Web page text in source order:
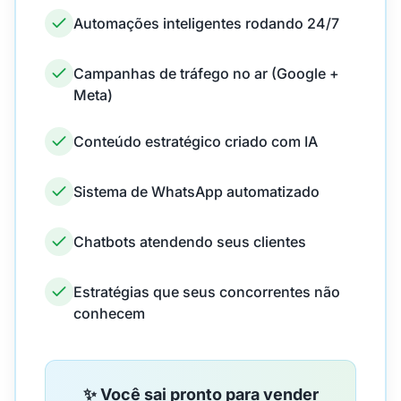
Automações inteligentes rodando 24/7
Campanhas de tráfego no ar (Google +
Meta)
Conteúdo estratégico criado com IA
Sistema de WhatsApp automatizado
Chatbots atendendo seus clientes
Estratégias que seus concorrentes não
conhecem
✨ Você sai pronto para vender